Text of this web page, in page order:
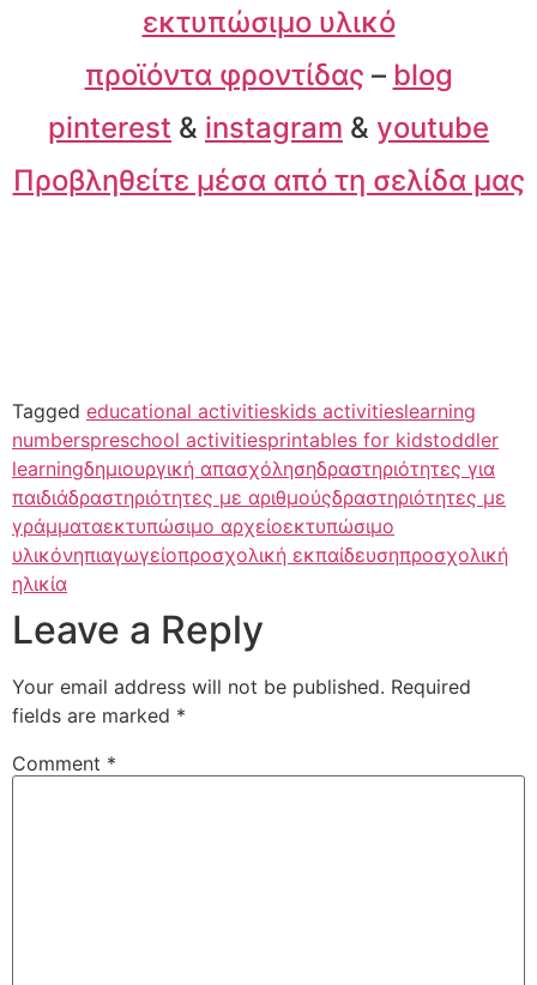
εκτυπώσιμο υλικό
προϊόντα φροντίδας – blog
pinterest & instagram & youtube
Προβληθείτε μέσα από τη σελίδα μας
Tagged educational activitieskids activitieslearning
numberspreschool activitiesprintables for kidstoddler
learningδημιουργική απασχόλησηδραστηριότητες για
παιδιάδραστηριότητες με αριθμούςδραστηριότητες με
γράμματαεκτυπώσιμο αρχείοεκτυπώσιμο
υλικόνηπιαγωγείοπροσχολική εκπαίδευσηπροσχολική
ηλικία
Leave a Reply
Your email address will not be published. Required
fields are marked *
Comment *